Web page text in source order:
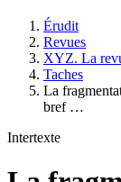
Érudit
Revues
XYZ. La
Taches
La
bref …
Intertexte